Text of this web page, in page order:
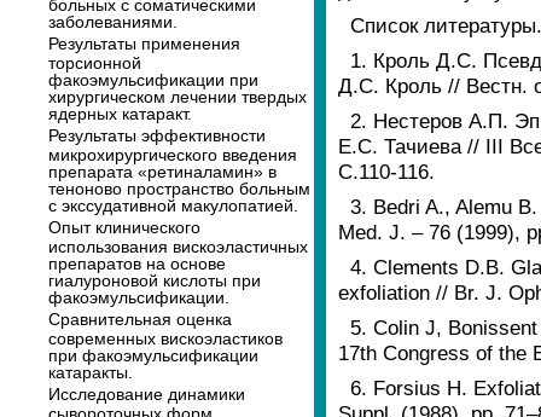
больных с соматическими
заболеваниями.
Результаты применения
торсионной
факоэмульсификации при
хирургическом лечении твердых
ядерных катаракт.
Результаты эффективности
микрохирургического введения
препарата «ретиналамин» в
теноново пространство больным
с экссудативной макулопатией.
Опыт клинического
использования вискоэластичных
препаратов на основе
гиалуроновой кислоты при
факоэмульсификации.
Сравнительная оценка
современных вискоэластиков
при факоэмульсификации
катаракты.
Исследование динамики
сывороточных форм
Список литературы.
1. Кроль Д.С.
Д.С. Кроль // Вестн.
2. Нестеров А.П.
Е.С. Тачиева // III
С.110-116.
3. Bedri A., Alemu
Med. J. – 76 (1999),
4. Clements D.B.
exfoliation // Br. J.
5. Colin J,
17th Congress of the
6. Forsius H.